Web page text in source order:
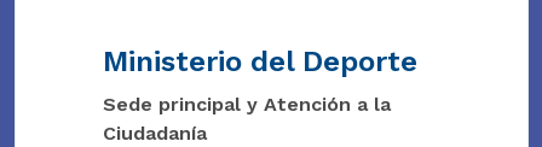
Ministerio del Deporte
Sede principal y Atención a la
Ciudadanía